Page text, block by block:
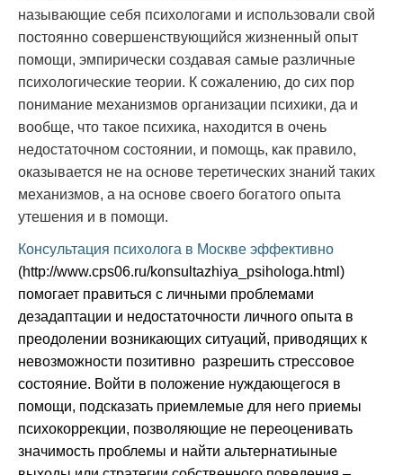
называющие себя психологами и использовали свой
постоянно совершенствующийся жизненный опыт
помощи, эмпирически создавая самые различные
психологические теории. К сожалению, до сих пор
понимание механизмов организации психики, да и
вообще, что такое психика, находится в очень
недостаточном состоянии, и помощь, как правило,
оказывается не на основе теретических знаний таких
механизмов, а на основе своего богатого опыта
утешения и в помощи.
Консультация психолога в Москве эффективно
(http://www.cps06.ru/konsultazhiya_psihologa.html)
помогает правиться с личными проблемами
дезадаптации и недостаточности личного опыта в
преодолении возникающих ситуаций, приводящих к
невозможности позитивно разрешить стрессовое
состояние. Войти в положение нуждающегося в
помощи, подсказать приемлемые для него приемы
психокоррекции, позволяющие не переоценивать
значимость проблемы и найти альтернатиыные